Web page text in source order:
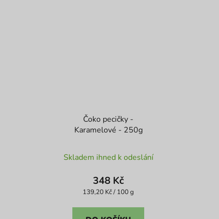
Čoko pecičky -
Karamelové - 250g
hodnocení
produktu
je
z
Skladem ihned k odeslání
348 Kč
Měrná
139,20 Kč / 100 g